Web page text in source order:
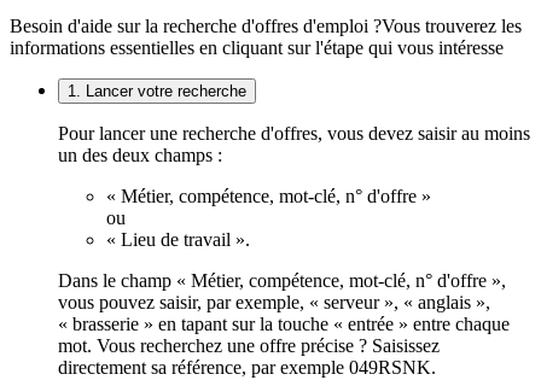
Besoin d'aide sur la recherche d'offres d'emploi ?Vous trouverez les
informations essentielles en cliquant sur l'étape qui vous intéresse
1. Lancer votre recherche
Pour lancer une recherche d'offres, vous devez saisir au moins
un des deux champs :
« Métier, compétence, mot-clé, n° d'offre »
ou
« Lieu de travail ».
Dans le champ « Métier, compétence, mot-clé, n° d'offre »,
vous pouvez saisir, par exemple, « serveur », « anglais »,
« brasserie » en tapant sur la touche « entrée » entre chaque
mot. Vous recherchez une offre précise ? Saisissez
directement sa référence, par exemple 049RSNK.